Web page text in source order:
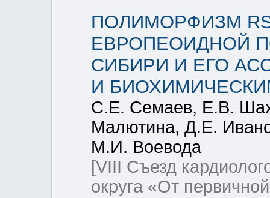
ПОЛИМОРФИЗМ
ЕВРОПЕОИДНОЙ
СИБИРИ И ЕГО
И
С.Е. Семаев, Е.В.
Малютина, Д.Е.
М.И. Воевода
[VIII Съезд
округа «От